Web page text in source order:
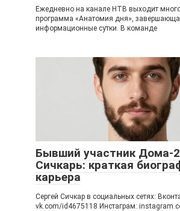
Ежедневно на канале НТВ выходит
программа «Анатомия дня»,
информационные сутки. В команде
Бывший участник Дома-2
Сичкарь: краткая
карьера
Сергей Сичкар в социальных сетях:
vk.com/id4675118 Инстаграм: